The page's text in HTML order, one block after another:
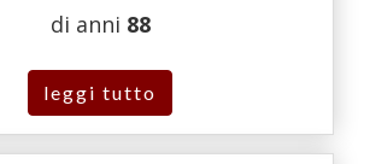
di anni 88
leggi tutto